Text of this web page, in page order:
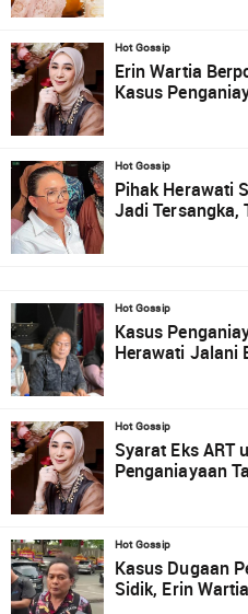
Hot Gossip
Erin Wartia
Kasus
Hot Gossip
Pihak Herawati
Jadi Tersangka,
Hot Gossip
Kasus
Herawati Jalani
Hot Gossip
Syarat Eks ART
Penganiayaan
Hot Gossip
Kasus Dugaan
Sidik, Erin